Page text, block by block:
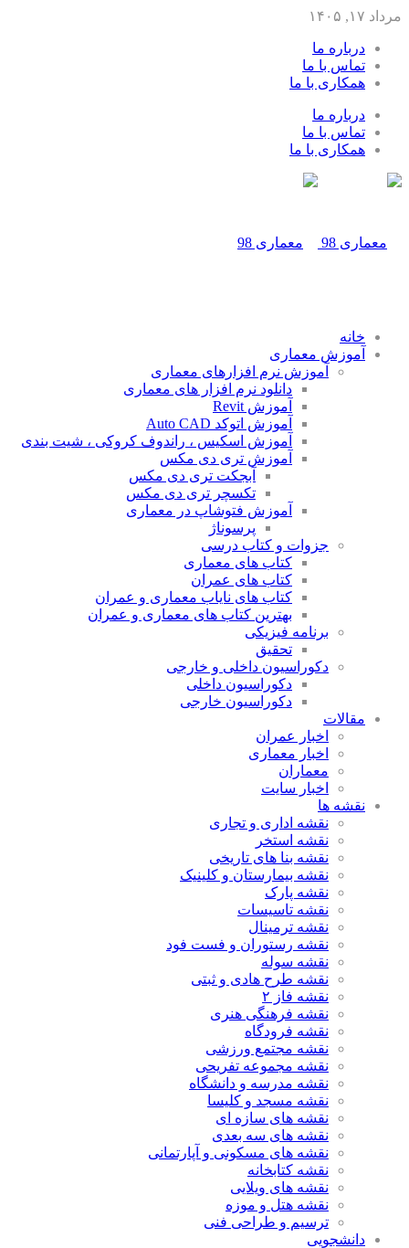
مرداد ۱۷, ۱۴۰۵
درباره ما
تماس با ما
همکاری با ما
درباره ما
تماس با ما
همکاری با ما
خانه
آموزش معماری
آموزش نرم افزارهای معماری
دانلود نرم افزار های معماری
آموزش Revit
آموزش اتوکد Auto CAD
آموزش اسکیس ، راندوف کروکی ، شیت بندی
آموزش تری دی مکس
آبجکت تری دی مکس
تکسچر تری دی مکس
آموزش فتوشاپ در معماری
پرسوناژ
جزوات و کتاب درسی
کتاب های معماری
کتاب های عمران
کتاب های نایاب معماری و عمران
بهترین کتاب های معماری و عمران
برنامه فیزیکی
تحقیق
دکوراسیون داخلی و خارجی
دکوراسیون داخلی
دکوراسیون خارجی
مقالات
اخبار عمران
اخبار معماری
معماران
اخبار سایت
نقشه ها
نقشه اداری و تجاری
نقشه استخر
نقشه بنا های تاریخی
نقشه بیمارستان و کلینیک
نقشه پارک
نقشه تاسیسات
نقشه ترمینال
نقشه رستوران و فست فود
نقشه سوله
نقشه طرح هادی و ثبتی
نقشه فاز ۲
نقشه فرهنگی هنری
نقشه فرودگاه
نقشه مجتمع ورزشی
نقشه مجموعه تفریحی
نقشه مدرسه و دانشگاه
نقشه مسجد و کلیسا
نقشه های سازه ای
نقشه های سه بعدی
نقشه های مسکونی و آپارتمانی
نقشه کتابخانه
نقشه های ویلایی
نقشه هتل و موزه
ترسیم و طراحی فنی
دانشجویی